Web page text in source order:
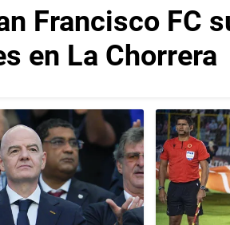
Francisco FC
en La Chorrera